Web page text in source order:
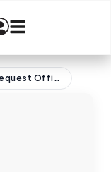
Custom Request Office Furniture